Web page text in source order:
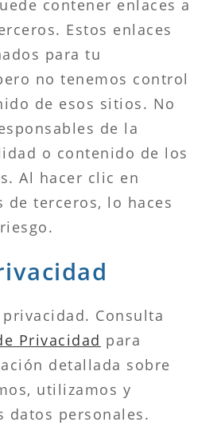
contener enlaces a
Estos enlaces
para tu
no tenemos control
de esos sitios. No
de la
o contenido de los
Al hacer clic en
de terceros, lo haces
Consulta
Privacidad para
detallada sobre
utilizamos y
datos personales.